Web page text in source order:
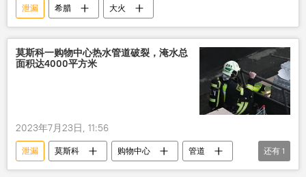
泄漏 希腊 大火
莫斯科一购物中心热水管道破裂，淹水总
面积达4000平方米
2023年7月23日, 11:56
泄漏 莫斯科 购物中心
管道
事故
还有 1